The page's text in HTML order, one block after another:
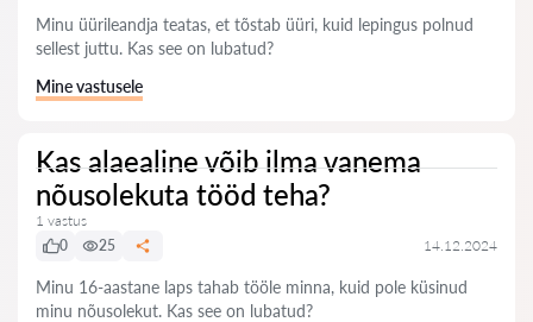
Minu üürileandja teatas, et tõstab üüri, kuid lepingus polnud
sellest juttu. Kas see on lubatud?
Mine vastusele
Kas alaealine võib ilma vanema
nõusolekuta tööd teha?
1 vastus
0
25 14.12.2024
Minu 16-aastane laps tahab tööle minna, kuid pole küsinud
minu nõusolekut. Kas see on lubatud?